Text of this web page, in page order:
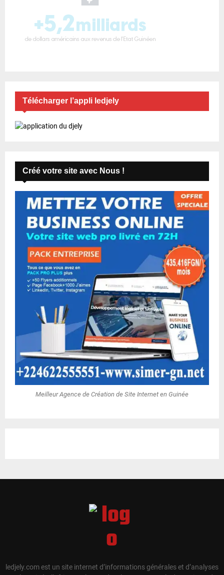
Télécharger l’appli ledjely
Créé votre site avec Nous !
Meilleur Agence de Création de Site Internet en Guinée
ledjely.com est un site internet d’informations générales et d’analyses